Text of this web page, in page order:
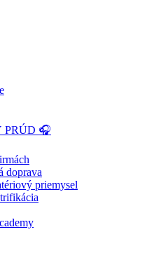
PRÚD 🎧
doprava
priemysel